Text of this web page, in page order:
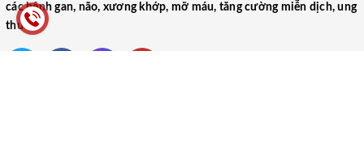
các bệnh gan, não, xương khớp, mỡ máu, tăng cường miễn dịch, ung
thư